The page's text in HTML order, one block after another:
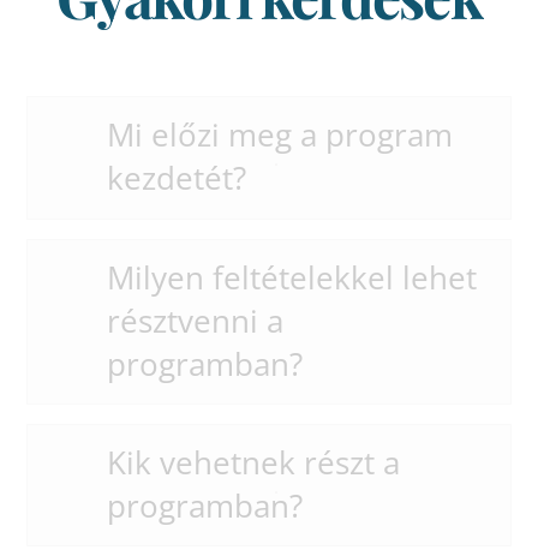
Mi előzi meg a program
kezdetét?
Milyen feltételekkel lehet
résztvenni a
programban?
Kik vehetnek részt a
programban?